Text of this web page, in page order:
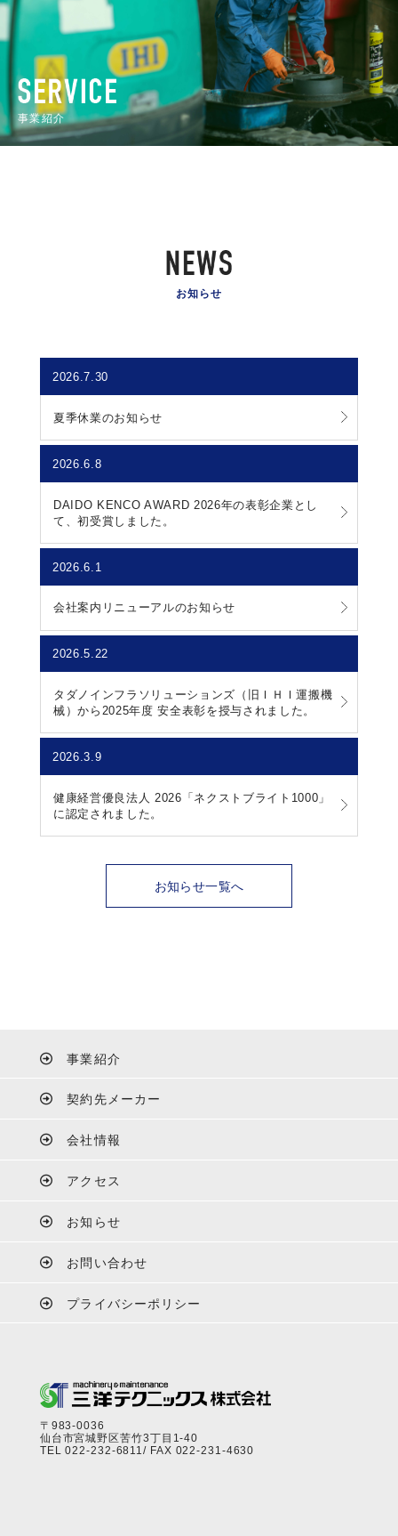
事業紹介
お知らせ
2026.7.30
夏季休業のお知らせ
2026.6.8
DAIDO KENCO AWARD 2026年の表彰企業とし
て、初受賞しました。
2026.6.1
会社案内リニューアルのお知らせ
2026.5.22
タダノインフラソリューションズ（旧ＩＨＩ運搬機
械）から2025年度 安全表彰を授与されました。
2026.3.9
健康経営優良法人 2026「ネクストブライト1000」
に認定されました。
お知らせ一覧へ
事業紹介
契約先メーカー
会社情報
アクセス
お知らせ
お問い合わせ
プライバシーポリシー
〒983-0036
仙台市宮城野区苦竹3丁目1-40
TEL022-232-6811/ FAX 022-231-4630